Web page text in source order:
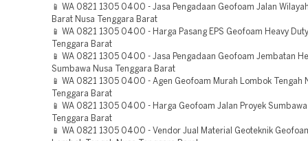
📱 WA 0821 1305 0400 - Jasa Pengadaan Geofoam Jalan
Barat Nusa Tenggara Barat
📱 WA 0821 1305 0400 - Harga Pasang EPS Geofoam Heavy
Tenggara Barat
📱 WA 0821 1305 0400 - Jasa Pengadaan Geofoam Jembatan
Sumbawa Nusa Tenggara Barat
📱 WA 0821 1305 0400 - Agen Geofoam Murah Lombok Tengah
Tenggara Barat
📱 WA 0821 1305 0400 - Harga Geofoam Jalan Proyek
Tenggara Barat
📱 WA 0821 1305 0400 - Vendor Jual Material Geoteknik